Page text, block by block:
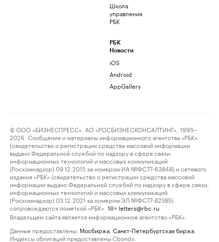
Школа
управления
РБК
РБК
Новости
iOS
Android
AppGallery
© ООО «БИЗНЕСПРЕСС», АО «РОСБИЗНЕСКОНСАЛТИНГ», 1995–
2026. Сообщения и материалы информационного агентства «РБК»
(свидетельство о регистрации средства массовой информации
выдано Федеральной службой по надзору в сфере связи,
информационных технологий и массовых коммуникаций
(Роскомнадзор) 09.12.2015 за номером ИА №ФС77-63848) и сетевого
издания «РБК» (свидетельство о регистрации средства массовой
информации выдано Федеральной службой по надзору в сфере связи,
информационных технологий и массовых коммуникаций
(Роскомнадзор) 03.12.2021 за номером ЭЛ №ФС77-82385)
сопровождаются пометкой «РБК».
18+ letters@rbc.ru
Владельцем сайта является информационное агентство «РБК».
Данные предоставлены: Мосбиржа Санкт-Петербургская биржа
Индексы облигаций предоставлены Cbonds.